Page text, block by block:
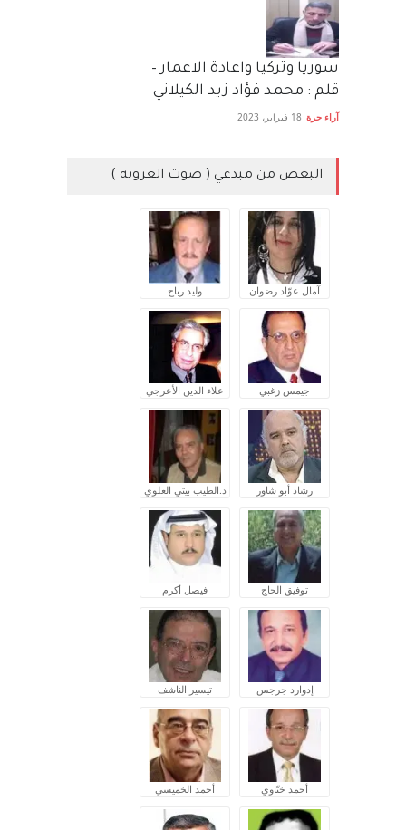
سوريا وتركيا واعادة الاعمار –
قلم : محمد فؤاد زيد الكيلاني
آراء حرة 18 فبراير، 2023
البعض من مبدعي ( صوت العروبة )
آمال عوّاد رضوان وليد رباح
جيمس زغبي علاء الدين الأعرجي
رشاد أبو شاور د.الطيب بيتي العلوي
توفيق الحاج فيصل أكرم
إدوارد جرجس تيسير الناشف
أحمد ختّاوي أحمد الخميسي